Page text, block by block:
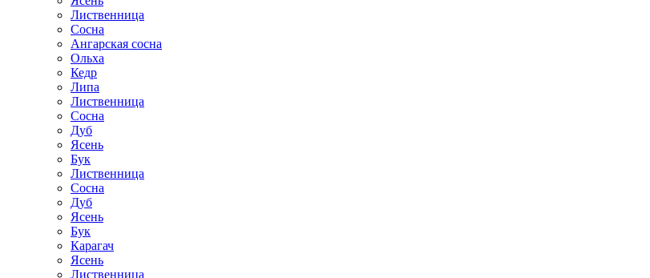
Лиственница
Сосна
Ангарская сосна
Ольха
Кедр
Липа
Лиственница
Сосна
Дуб
Ясень
Бук
Лиственница
Сосна
Дуб
Ясень
Бук
Карагач
Ясень
Лиственница